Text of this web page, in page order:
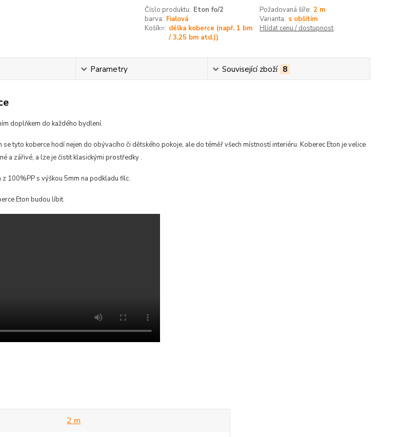
Číslo produktu: Eton fo/2 Požadovaná šíře: 2 m
barva: Fialová Varianta: s obšitím
Košík=: délka koberce (např. 1 bm
/ 3,25 bm atd.))
Hlídat cenu / dostupnost
Parametry Související zboží 8
doplňkem do každého bydlení.
se tyto koberce hodínejen do obývacího či dětského pokoje, ale do téměř všech místností interiéru. Koberec Eton je velice
a zářivé, a lze je čistit klasickými prostředky.
100%PP s výškou 5mm na podkladu filc.
Eton budou líbit.
2 m